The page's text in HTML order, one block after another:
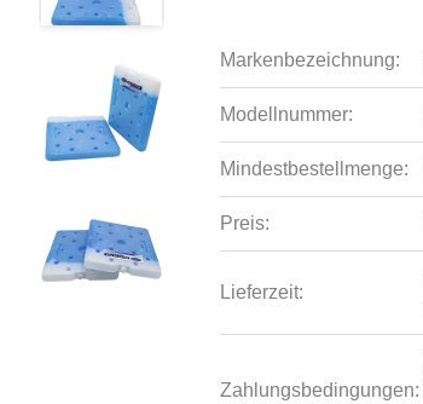
Markenbezeichnung:
Modellnummer:
Mindestbestellmenge:
Preis:
Lieferzeit:
Zahlungsbedingungen: